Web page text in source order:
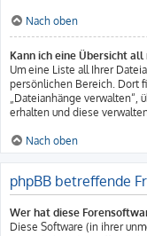
Nach oben
Kann ich eine Übersicht
Um eine Liste all Ihrer
persönlichen Bereich. Dort
„Dateianhänge verwalten“,
erhalten und diese
Nach oben
phpBB betreffende
Wer hat diese
Diese Software (in ihrer